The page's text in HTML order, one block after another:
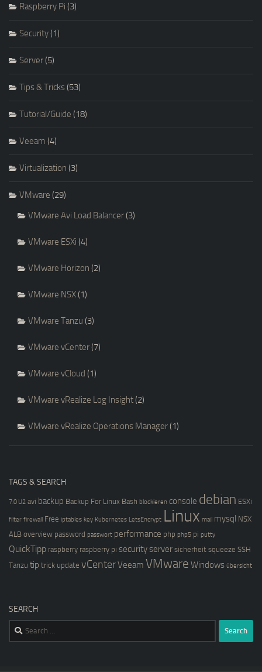
Raspberry Pi (3)
Security(1)
Server(5)
Tips & Tricks(53)
Tutorial/Guide (18)
Veeam (4)
Virtualization (3)
VMware (29)
VMware Avi Load Balancer(3)
VMware ESXi (4)
VMware Horizon (2)
VMware NSX(1)
VMware Tanzu (3)
VMware vCenter(7)
VMware vCloud (1)
VMware vRealize Log Insight(2)
VMware vRealize Operations Manager(1)
TAGS & SEARCH
7.0 U2 avi backup Backup For Linux Bash blockieren console debian ESXi
filter firewall Free iptables key Kubernetes LetsEncrypt Linux mail mysql NSX
ALB overview password passwort performance php php5 pi putty
QuickTipp raspberry raspberry pi securityserver sicherheit squeeze SSH
Tanzu tip trick update vCenterVeeam VMware Windows übersicht
SEARCH
Search
for: